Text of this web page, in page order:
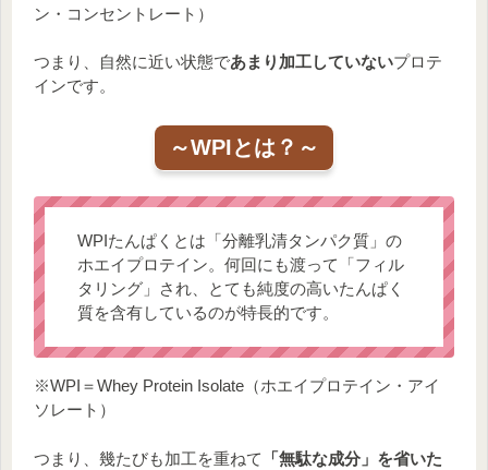
ン・コンセントレート）
つまり、自然に近い状態であまり加工していないプロテ
インです。
～WPIとは？～
WPIたんぱくとは「分離乳清タンパク質」の
ホエイプロテイン。何回にも渡って「フィル
タリング」され、とても純度の高いたんぱく
質を含有しているのが特長的です。
※WPI＝Whey Protein Isolate（ホエイプロテイン・アイ
ソレート）
つまり、幾たびも加工を重ねて
「無駄な成分」を省いた